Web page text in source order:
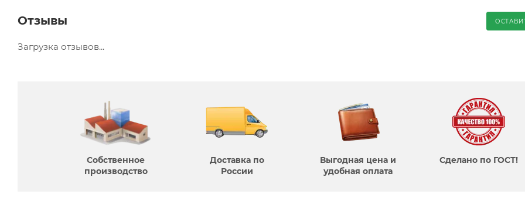
Отзывы
Загрузка отзывов...
Собственное
производcтво
Доставка по
России
Выгодная цена и
удобная оплата
Сделано по ГОСТ!